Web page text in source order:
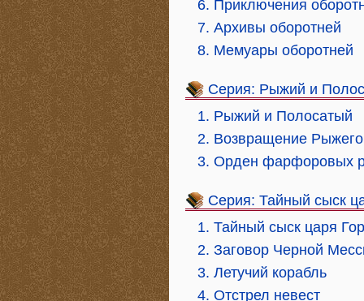
6. Приключения
7. Архивы оборотней
8. Мемуары оборотней
Серия: Рыжий и
1. Рыжий и Полосатый
2. Возвращение
3. Орден фарфоровых
Серия: Тайный сыск
1. Тайный сыск царя
2. Заговор Черной
3. Летучий корабль
4. Отстрел невест